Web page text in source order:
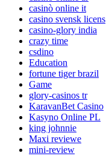
casinò online it
casino svensk licens
casino-glory india
crazy time
csdino
Education
fortune tiger brazil
Game
glory-casinos tr
KaravanBet Casino
Kasyno Online PL
king johnnie
Maxi reviewe
mini-review